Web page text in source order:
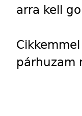
arra kell
párhuzam